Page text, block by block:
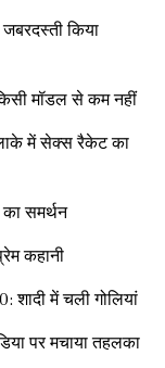
किया
मॉडल से कम नहीं
में सेक्स रैकेट का
समर्थन
कहानी
शादी में चली गोलियां
पर मचाया तहलका